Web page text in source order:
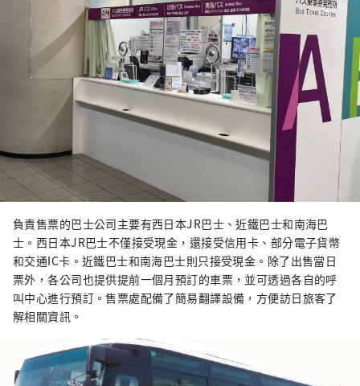
負責售票的巴士公司主要有西日本JR巴士、近鐵巴士和南海巴
士。西日本JR巴士不僅接受現金，還接受信用卡、部分電子貨幣
和交通IC卡。近鐵巴士和南海巴士則只接受現金。除了出售當日
票外，各公司也提供提前一個月預訂的車票，並可透過各自的呼
叫中心進行預訂。售票處配備了簡易翻譯設備，方便訪日旅客了
解相關資訊。